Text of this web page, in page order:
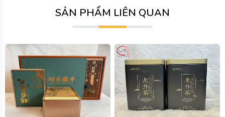
SẢN PHẨM LIÊN QUAN
HOT